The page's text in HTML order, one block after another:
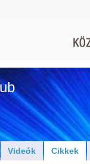
Videók Cikkek